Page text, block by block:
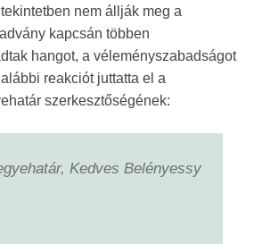
nem állják meg a
kapcsán többen
hangot, a véleményszabadságot
reakciót juttatta el a
szerkesztőségének:
Kedves Belényessy